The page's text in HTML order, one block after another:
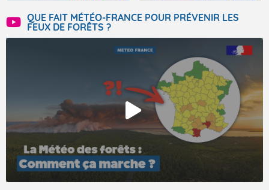
QUE FAIT MÉTÉO-FRANCE POUR PRÉVENIR LES
FEUX DE FORÊTS ?